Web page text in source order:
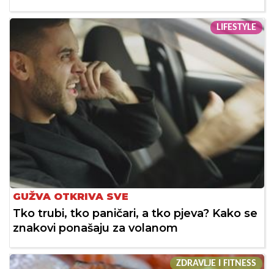
LIFESTYLE
GUŽVA OTKRIVA SVE
Tko trubi, tko paničari, a tko pjeva? Kako se
znakovi ponašaju za volanom
ZDRAVLJE I FITNESS